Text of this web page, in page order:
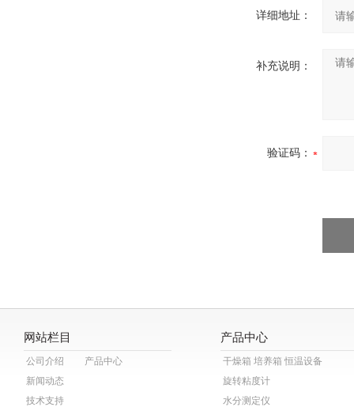
详细地址：
补充说明：
验证码：
网站栏目
公司介绍
产品中心
新闻动态
技术支持
产品中心
干燥箱 培养箱 恒温设备
旋转粘度计
水分测定仪